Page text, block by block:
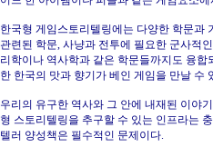
한국형 게임스토리텔링에는 다양한 학문과
관련된 학문, 사냥과 전투에 필요한 군사적
리학이나 역사학과 같은 학문들까지도 융
한 한국의 맛과 향기가 베인 게임을 만날 수
우리의 유구한 역사와 그 안에 내재된 이야
형 스토리텔링을 추구할 수 있는 인프라는
텔러 양성책은 필수적인 문제이다.